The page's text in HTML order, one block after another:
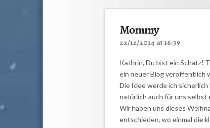
Mommy
22/12/2014 at 16:39
Kathrin, Du bist ein Schatz!
ein neuer Blog veröffentlich
Die Idee werde ich
natürlich auch für uns selbst
Wir haben uns dieses
entschieden, wo einmal die